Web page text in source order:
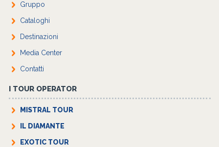
Gruppo
Cataloghi
Destinazioni
Media Center
Contatti
I TOUR OPERATOR
MISTRAL TOUR
IL DIAMANTE
EXOTIC TOUR